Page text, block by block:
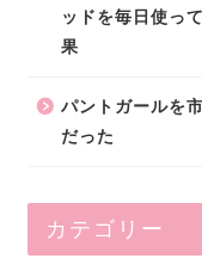
ッドを毎日使っ
果
パントガールを
だった
カテゴリー